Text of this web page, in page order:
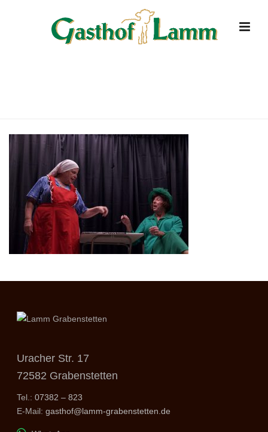
Uracher Str. 17
72582 Grabenstetten
Tel.:07382 – 823
E-Mail:gasthof@lamm-grabenstetten.de